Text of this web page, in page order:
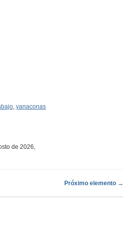
yanaconas
de 2026,
Próximo elemento →